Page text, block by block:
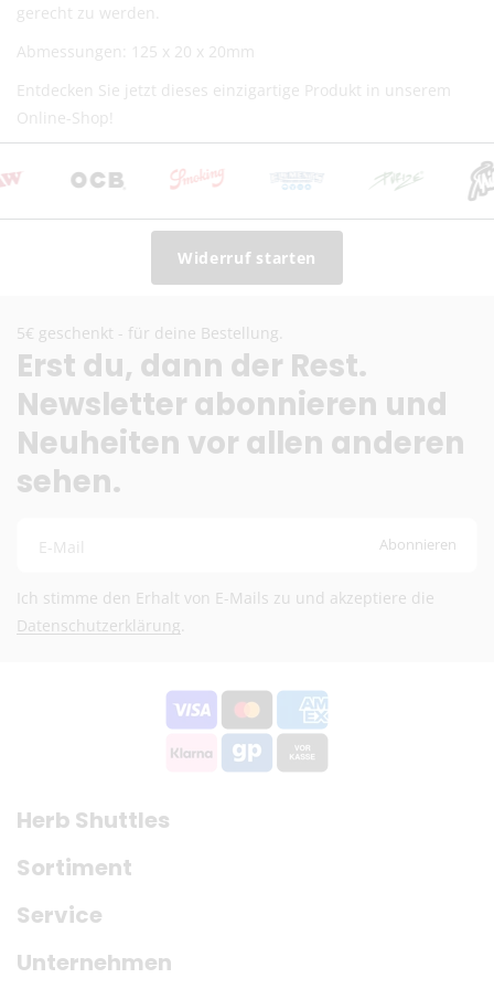
Lieferzeit:
Schweiz (Nicht-EU)
DHL (13,99 €) oder Deutsche Post International (6,90
Kostenloser DHL-Versand ab 100 €
Preise exkl. MwSt.
Eventuelle Zölle & Gebühren trägt der Empfänger
Die genauen Versandkosten werden im Warenkorb berechnet.
gerecht zu werden.
Abmessungen: 125 x 20 x 20mm
Entdecken Sie jetzt dieses einzigartige Produkt in unserem
Online-Shop!
Widerruf starten
5€ geschenkt - für deine Bestellung.
Erst du, dann der Rest.
Newsletter abonnieren und
Neuheiten vor allen anderen
sehen.
E-Mail Abonnieren
Ich stimme den Erhalt von E-Mails zu und akzeptiere die
Datenschutzerklärung
Herb Shuttles
Sortiment
Service
Unternehmen